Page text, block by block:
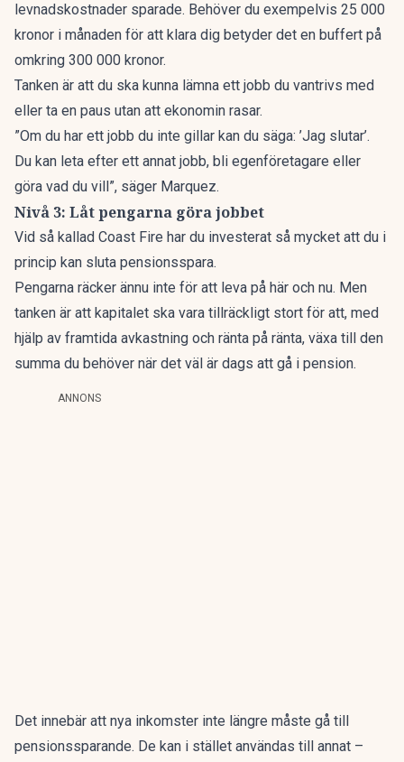
levnadskostnader sparade. Behöver du exempelvis 25 000
kronor i månaden för att klara dig betyder det en buffert på
omkring 300 000 kronor.
Tanken är att du ska kunna lämna ett jobb du vantrivs med
eller ta en paus utan att ekonomin rasar.
”Om du har ett jobb du inte gillar kan du säga: ’Jag slutar’.
Du kan leta efter ett annat jobb, bli egenföretagare eller
göra vad du vill”, säger Marquez.
Nivå 3: Låt pengarna göra jobbet
Vid så kallad Coast Fire har du investerat så mycket att du i
princip kan sluta pensionsspara.
Pengarna räcker ännu inte för att leva på här och nu. Men
tanken är att kapitalet ska vara tillräckligt stort för att, med
hjälp av framtida avkastning och ränta på ränta, växa till den
summa du behöver när det väl är dags att gå i pension.
ANNONS
Det innebär att nya inkomster inte längre måste gå till
pensionssparande. De kan i stället användas till annat –